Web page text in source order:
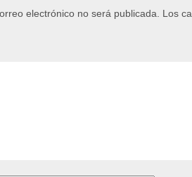
electrónico no será publicada.
Los